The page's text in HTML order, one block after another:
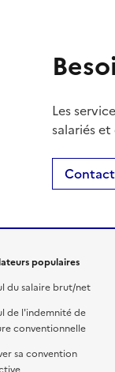
Les
salariés
populaires
du salaire brut/net
de l'indemnité de
conventionnelle
sa convention